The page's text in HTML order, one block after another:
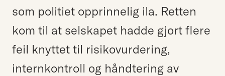
som politiet opprinnelig ila. Retten
kom til at selskapet hadde gjort flere
feil knyttet til risikovurdering,
internkontroll og håndtering av